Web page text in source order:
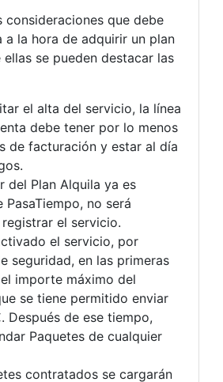
consideraciones que debe
a la hora de adquirir un plan
ellas se pueden destacar las
el alta del servicio, la línea
debe tener por lo menos
de facturación y estar al día
del Plan Alquila ya es
PasaTiempo, no será
el servicio.
el servicio, por
seguridad, en las primeras
importe máximo del
se tiene permitido enviar
Después de ese tiempo,
Paquetes de cualquier
contratados se cargarán